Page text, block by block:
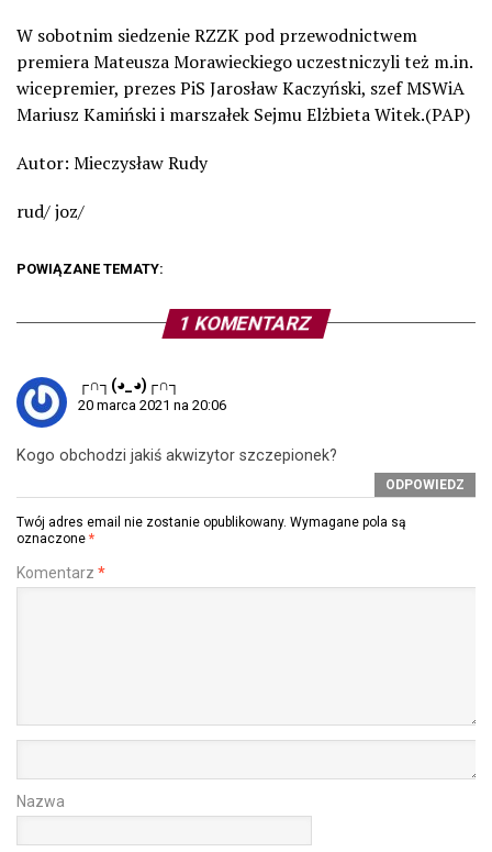
W sobotnim siedzenie RZZK pod przewodnictwem
premiera Mateusza Morawieckiego uczestniczyli też m.in.
wicepremier, prezes PiS Jarosław Kaczyński, szef MSWiA
Mariusz Kamiński i marszałek Sejmu Elżbieta Witek.(PAP)
Autor: Mieczysław Rudy
rud/ joz/
POWIĄZANE TEMATY:
1 KOMENTARZ
┌∩┐(◕_◕)┌∩┐
20 marca 2021 na 20:06
Kogo obchodzi jakiś akwizytor szczepionek?
ODPOWIEDZ
Twój adres email nie zostanie opublikowany. Wymagane pola są
oznaczone *
Komentarz *
Nazwa